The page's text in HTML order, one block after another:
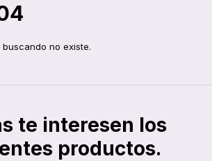
no existe.
te interesen los
productos.